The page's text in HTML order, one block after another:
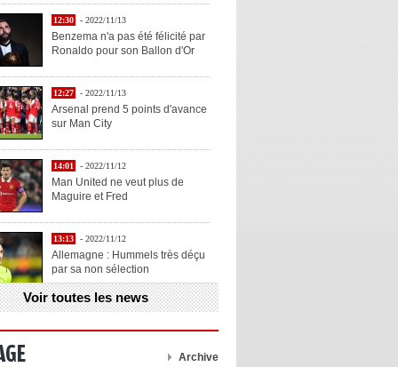
12:30 - 2022/11/13
Benzema n'a pas été félicité par
Ronaldo pour son Ballon d'Or
12:27 - 2022/11/13
Arsenal prend 5 points d'avance
sur Man City
14:01 - 2022/11/12
Man United ne veut plus de
Maguire et Fred
13:13 - 2022/11/12
Allemagne : Hummels très déçu
par sa non sélection
13:11 - 2022/11/12
Henry explique la chose qu'il
Voir toutes les news
Archive